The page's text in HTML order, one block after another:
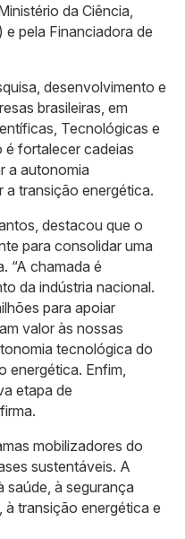
da Ciência,
pela Financiadora de
desenvolvimento e
brasileiras, em
Tecnológicas e
fortalecer cadeias
a autonomia
transição energética.
destacou que o
para consolidar uma
“A chamada é
da indústria nacional.
para apoiar
valor às nossas
tecnológica do
energética. Enfim,
etapa de
mobilizadores do
sustentáveis. A
saúde, à segurança
transição energética e